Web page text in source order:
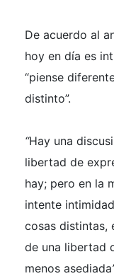
De acuerdo al
hoy en día es
“piense
distinto”.
“Hay una
libertad de
hay; pero en la
intente
cosas distintas,
de una libertad
menos asediada